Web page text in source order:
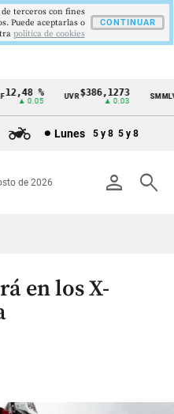
%
▲ 0.05
UVR$386,1273
▲ 0.03
SMMLV
Lunes 5 y 8 5 y 8
person search
de 2026
en los X-
terceros con fines
Puede aceptarlas o
politica de cookies
CONTINUAR